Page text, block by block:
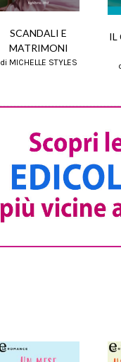
SCANDALI E
MATRIMONI
di MICHELLE STYLES
IL